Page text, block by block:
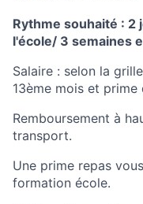
Rythme souhaité : 2
l'école/ 3 semaines
Salaire : selon la
13ème mois et prime
Remboursement à
transport.
Une prime repas
formation école.